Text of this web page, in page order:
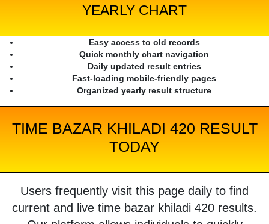
YEARLY CHART
Easy access to old records
Quick monthly chart navigation
Daily updated result entries
Fast-loading mobile-friendly pages
Organized yearly result structure
TIME BAZAR KHILADI 420 RESULT
TODAY
Users frequently visit this page daily to find
current and live time bazar khiladi 420 results.